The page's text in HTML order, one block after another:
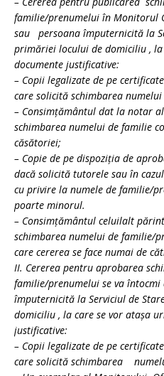
familie/prenumelui în Monitorul
sau persoana împuternicită la
primăriei locului de domiciliu ,
documente justificative:
– Copii legalizate de pe
care solicită schimbarea
– Consimţământul dat la notar
schimbarea numelui de familie
căsătoriei;
– Copie de pe dispoziţia de
dacă solicită tutorele sau în
cu privire la numele de familie/
poarte minorul.
– Consimţământul celuilalt
schimbarea numelui de familie/
care cererea se face numai de
II. Cererea pentru aprobarea
familie/prenumelui se va
împuternicită la Serviciul de
domiciliu , la care se vor ataşa
justificative:
– Copii legalizate de pe
care solicită schimbarea